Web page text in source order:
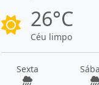
26°C
Céu limpo
Sexta